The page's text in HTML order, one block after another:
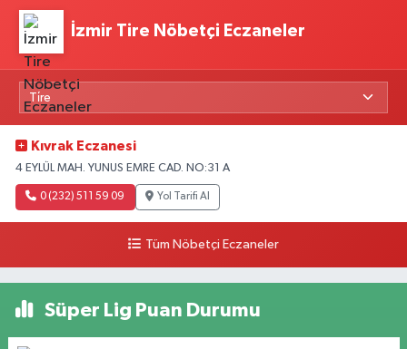
İzmir Tire Nöbetçi Eczaneler
Kıvrak Eczanesi
4 EYLÜL MAH. YUNUS EMRE CAD. NO:31 A
0 (232) 511 59 09 Yol Tarifi Al
Tüm Nöbetçi Eczaneler
Süper Lig Puan Durumu